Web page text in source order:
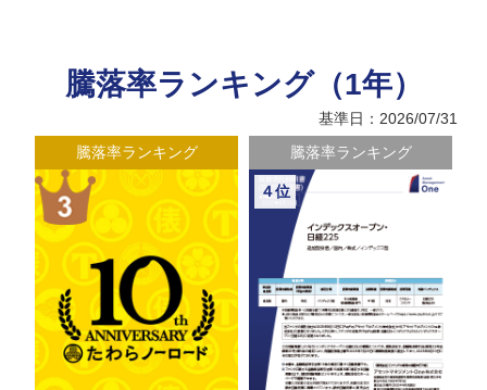
騰落率ランキング（1年）
基準日：2026/07/31
騰落率ランキング 騰落率ランキング
４位